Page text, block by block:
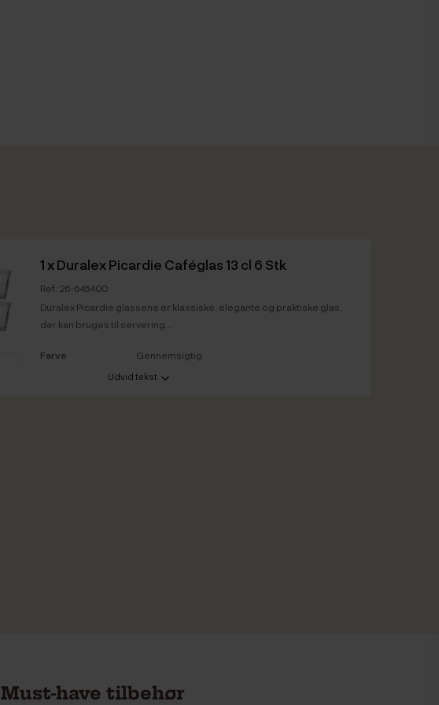
1 xDuralex Picardie Caféglas 13 cl 6 Stk
Ref: 26-645400
Duralex Picardie glassene er klassiske, elegante og praktiske glas,
der kan bruges til servering...
Farve Gennemsigtig
Udvid tekst
Must-have tilbehør